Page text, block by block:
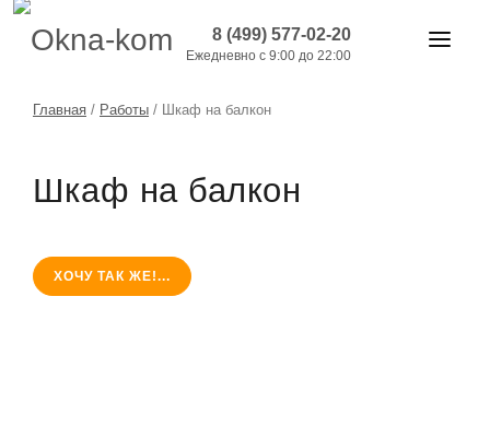
8 (499) 577-02-20
Ежедневно с 9:00 до 22:00
ОКНА И ДВЕРИ
РАБОТЫ
ЦЕНЫ
Главная / Работы / Шкаф на балкон
Шкаф на балкон
ХОЧУ ТАК ЖЕ!...